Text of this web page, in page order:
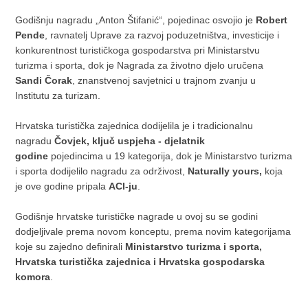
Godišnju nagradu „Anton Štifanić“, pojedinac osvojio je Robert
Pende , ravnatelj Uprave za razvoj poduzetništva, investicije i
konkurentnost turističkoga gospodarstva pri Ministarstvu
turizma i sporta, dok je Nagrada za životno djelo uručena
Sandi Čorak , znanstvenoj savjetnici u trajnom zvanju u
Institutu za turizam.
Hrvatska turistička zajednica dodijelila je i tradicionalnu
nagraduČovjek, ključ uspjeha - djelatnik
godine pojedincima u 19 kategorija, dok je Ministarstvo turizma
i sporta dodijelilo nagradu za održivost, Naturally yours, koja
je ove godine pripalaACI-ju
Godišnje hrvatske turističke nagrade u ovoj su se godini
dodjeljivale prema novom konceptu, prema novim kategorijama
koje su zajedno definirali Ministarstvo turizma i sporta,
Hrvatska turistička zajednica i Hrvatska gospodarska
komora